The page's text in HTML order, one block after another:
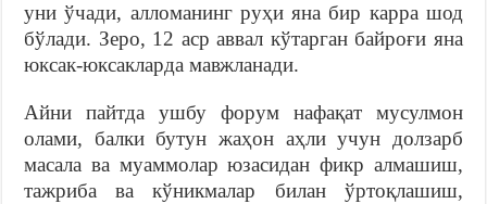
уни ўчади, алломанинг руҳи яна бир карра шод
бўлади. Зеро, 12 аср аввал кўтарган байроғи яна
юксак-юксакларда мавжланади.
Айни пайтда ушбу форум нафақат мусулмон
олами, балки бутун жаҳон аҳли учун долзарб
масала ва муаммолар юзасидан фикр алмашиш,
тажриба ва кўникмалар билан ўртоқлашиш,